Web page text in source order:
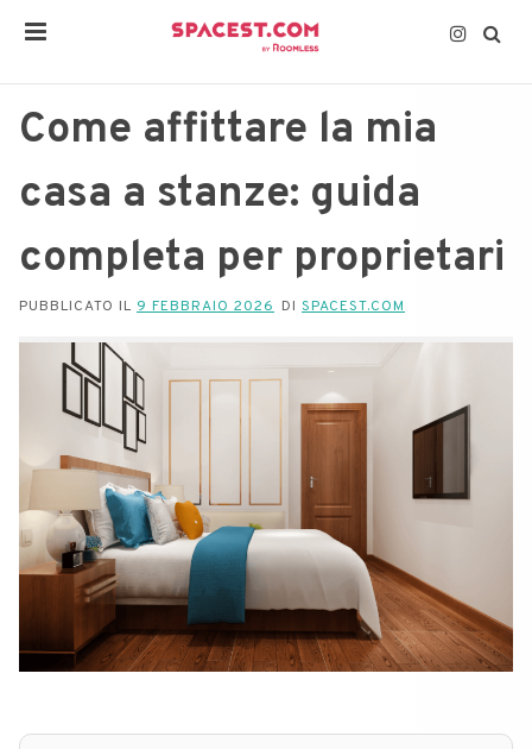
Come affittare la mia
casa a stanze: guida
completa per proprietari
PUBBLICATO IL 9 FEBBRAIO 2026 DI SPACEST.COM